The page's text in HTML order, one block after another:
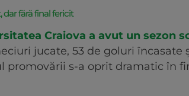
fără final fericit
Craiova a avut un sezon
jucate, 53 de goluri încasate
promovării s-a oprit dramatic în